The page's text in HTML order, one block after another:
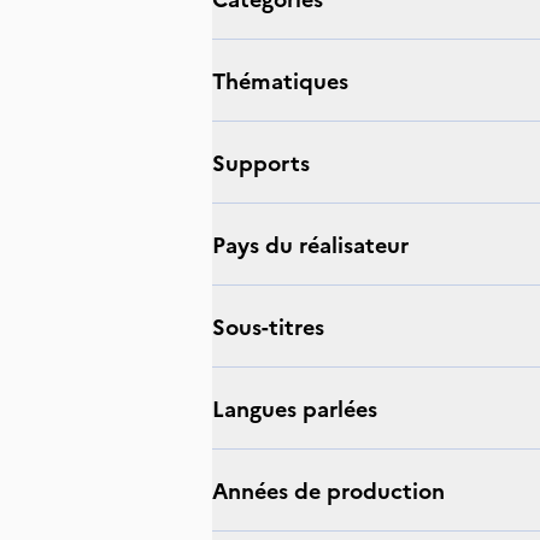
thématiques
supports
Pays du réalisateur
sous-titres
langues parlées
Années de production